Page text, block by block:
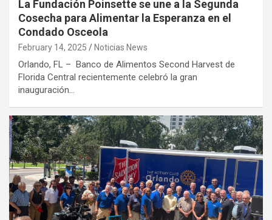
La Fundación Poinsette se une a la Segunda
Cosecha para Alimentar la Esperanza en el
Condado Osceola
February 14, 2025 Noticias News
Orlando, FL – Banco de Alimentos Second Harvest de
Florida Central recientemente celebró la gran
inauguración…